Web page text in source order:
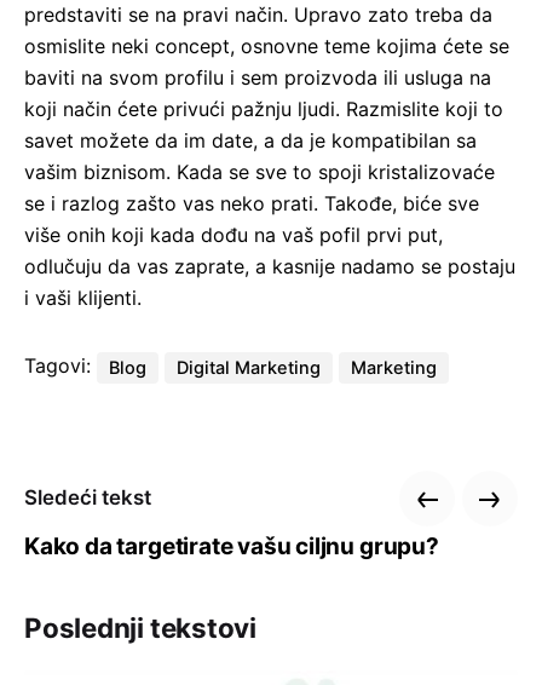
predstaviti se na pravi način. Upravo zato treba da
osmislite neki concept, osnovne teme kojima ćete se
baviti na svom profilu i sem proizvoda ili usluga na
koji način ćete privući pažnju ljudi. Razmislite koji to
savet možete da im date, a da je kompatibilan sa
vašim biznisom. Kada se sve to spoji kristalizovaće
se i razlog zašto vas neko prati. Takođe, biće sve
više onih koji kada dođu na vaš pofil prvi put,
odlučuju da vas zaprate, a kasnije nadamo se postaju
i vaši klijenti.
Tagovi: Blog Digital Marketing Marketing
Sledeći tekst
Kako da targetirate vašu ciljnu grupu?
Poslednji tekstovi